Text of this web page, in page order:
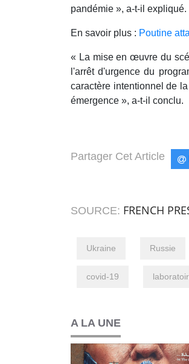
pandémie », a-t-il expliqué.
En savoir plus : Poutine
« La mise en œuvre du
l'arrêt d'urgence du
caractère intentionnel de
émergence », a-t-il conclu.
Partager Cet Article
SOURCE: FRENCH
Ukraine Russie
covid-19
A LA UNE